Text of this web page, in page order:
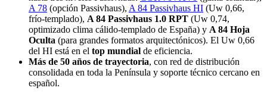
A 78 (opción Passivhaus), A 84 Passivhaus HI (Uw 0,66,
frío-templado), A 84 Passivhaus 1.0 RPT (Uw 0,74,
optimizado clima cálido-templado de España) y A 84 Hoja
Oculta (para grandes formatos arquitectónicos). El Uw 0,66
del HI está en el top mundial de eficiencia.
Más de 50 años de trayectoria, con red de distribución
consolidada en toda la Península y soporte técnico cercano en
español.